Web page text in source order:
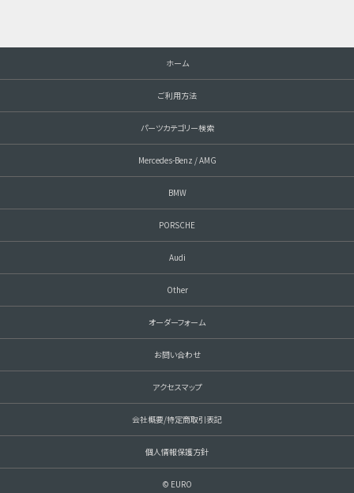
ホーム
ご利用方法
パーツカテゴリー検索
Mercedes-Benz / AMG
BMW
PORSCHE
Audi
Other
オーダーフォーム
お問い合わせ
アクセスマップ
会社概要/特定商取引表記
個人情報保護方針
© EURO